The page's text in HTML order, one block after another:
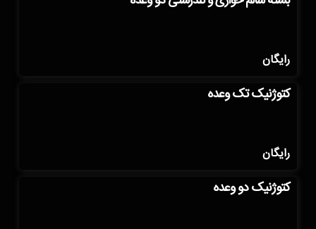
رایگان
کتوژنیک تک وعده
رایگان
کتوژنیک دو وعده